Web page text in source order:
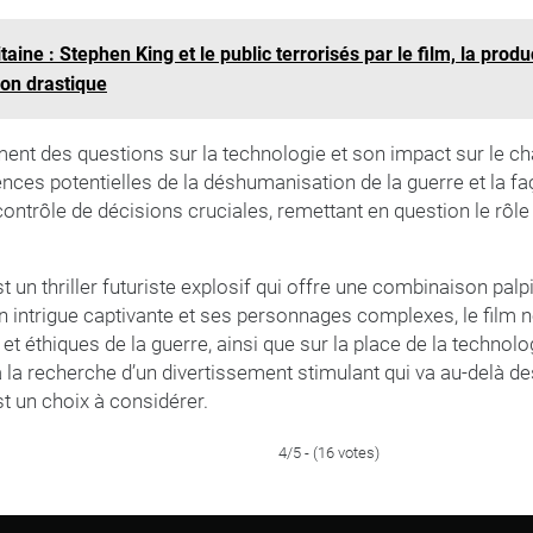
: Stephen King et le public terrorisés par le film, la
drastique
des questions sur la technologie et son impact sur le
potentielles de la déshumanisation de la guerre et la
de décisions cruciales, remettant en question le rôle
un thriller futuriste explosif qui offre une combinaison
intrigue captivante et ses personnages complexes, le film
éthiques de la guerre, ainsi que sur la place de la
recherche d’un divertissement stimulant qui va au-delà
un choix à considérer.
4/5 - (16 votes)